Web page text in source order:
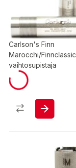
Carlson's Finn
Marocchi/Finnclassic
vaihtosupistaja